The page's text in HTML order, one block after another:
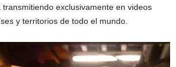
exclusivamente en videos
y territorios de todo el mundo.